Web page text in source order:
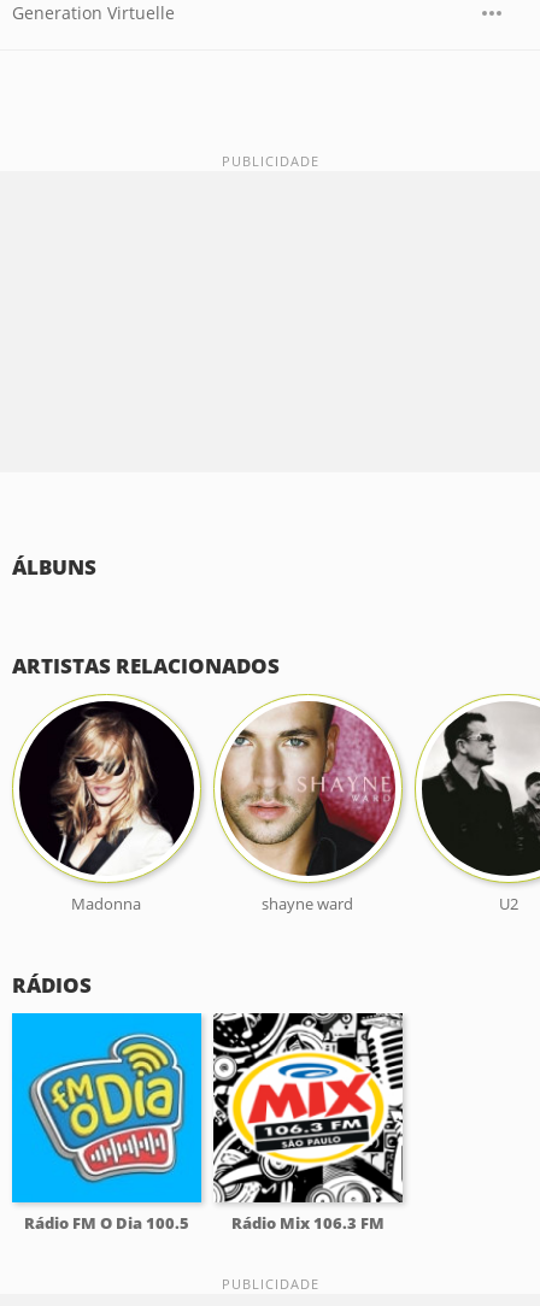
Generation Virtuelle
ÁLBUNS
ARTISTAS RELACIONADOS
Madonna shayne ward U2
RÁDIOS
Rádio FM O Dia 100.5 Rádio Mix 106.3 FM